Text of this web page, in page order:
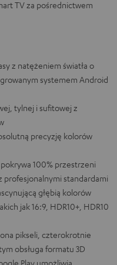
TV za pośrednictwem
z natężeniem światła o
systemem Android
tylnej i sufitowej z
precyzję kolorów
100% przestrzeni
profesjonalnymi standardami
głębią kolorów
jak 16:9, HDR10+, HDR10
pikseli, czterokrotnie
obsługa formatu 3D
Play umożliwia